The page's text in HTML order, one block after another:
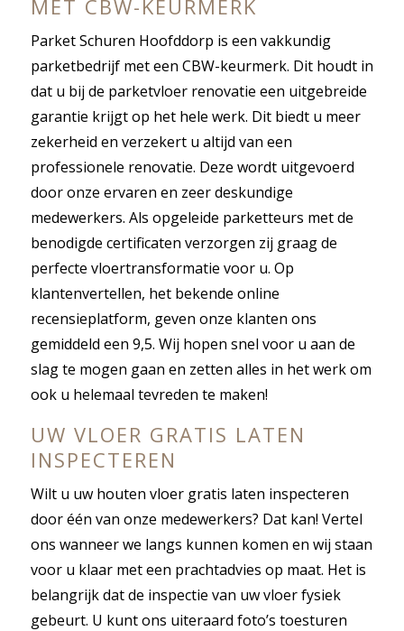
MET CBW-KEURMERK
Parket Schuren Hoofddorp is een vakkundig
parketbedrijf met een CBW-keurmerk. Dit houdt in
dat u bij de parketvloer renovatie een uitgebreide
garantie krijgt op het hele werk. Dit biedt u meer
zekerheid en verzekert u altijd van een
professionele renovatie. Deze wordt uitgevoerd
door onze ervaren en zeer deskundige
medewerkers. Als opgeleide parketteurs met de
benodigde certificaten verzorgen zij graag de
perfecte vloertransformatie voor u. Op
klantenvertellen, het bekende online
recensieplatform, geven onze klanten ons
gemiddeld een 9,5. Wij hopen snel voor u aan de
slag te mogen gaan en zetten alles in het werk om
ook u helemaal tevreden te maken!
UW VLOER GRATIS LATEN
INSPECTEREN
Wilt u uw houten vloer gratis laten inspecteren
door één van onze medewerkers? Dat kan! Vertel
ons wanneer we langs kunnen komen en wij staan
voor u klaar met een prachtadvies op maat. Het is
belangrijk dat de inspectie van uw vloer fysiek
gebeurt. U kunt ons uiteraard foto’s toesturen